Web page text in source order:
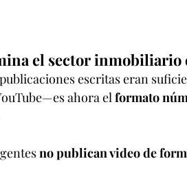
el sector inmobiliario
escritas eran
ahora el formato
no publican video de